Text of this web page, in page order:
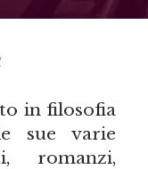
in filosofia
sue varie
romanzi,